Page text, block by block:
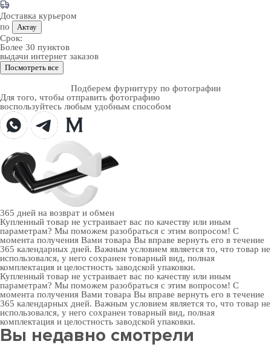
Доставка курьером
по
Актау
Срок:
Более 30 пунктов
выдачи интернет заказов
Посмотреть все
Подберем фурнитуру по фотографии
Для того, чтобы отправить фотографию
воспользуйтесь любым удобным способом
365 дней на возврат и обмен
Купленный товар не устраивает вас по качеству или иным
параметрам? Мы поможем разобраться с этим вопросом! С
момента получения Вами товара Вы вправе вернуть его в течение
365 календарных дней. Важным условием является то, что товар не
использовался, у него сохранен товарный вид, полная
комплектация и целостность заводской упаковки.
Купленный товар не устраивает вас по качеству или иным
параметрам? Мы поможем разобраться с этим вопросом! С
момента получения Вами товара Вы вправе вернуть его в течение
365 календарных дней. Важным условием является то, что товар не
использовался, у него сохранен товарный вид, полная
комплектация и целостность заводской упаковки.
Вы недавно смотрели